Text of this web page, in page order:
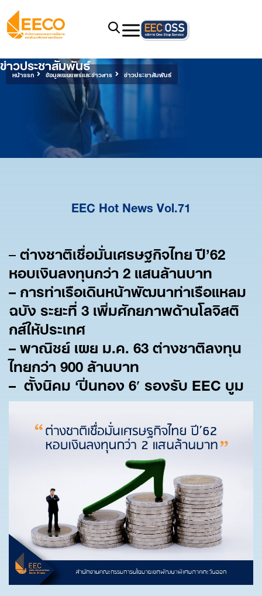
หน้าแรก ข้อมูลเผยแพร่และข่าวสาร ข่าวประชาสัมพันธ์
ข่าวประชาสัมพันธ์
EEC Hot News Vol.71
–ต่างชาติเชื่อมั่นเศรษฐกิจไทย ปี’62
หอบเงินลงทุนกว่า 2แสนล้านบาท
–การท่าเรือเดินหน้าพัฒนาท่าเรือแหลม
ฉบัง ระยะที่ 3เพิ่มศักยภาพด้านโลจิสติ
กส์ให้ประเทศ
–พาณิชย์ เผย ม.ค. 63ต่างชาติลงทุน
ไทยกว่า 900ล้านบาท
– ตั้งนิคม ‘ปิ่นทอง 6′ รองรับ EEC บูม